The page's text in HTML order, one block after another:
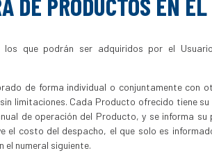
que podrán ser adquiridos por el
de forma individual o conjuntamente con
limitaciones. Cada Producto ofrecido tiene
de operación del Producto, y se informa
el costo del despacho, el que solo es
el numeral siguiente.